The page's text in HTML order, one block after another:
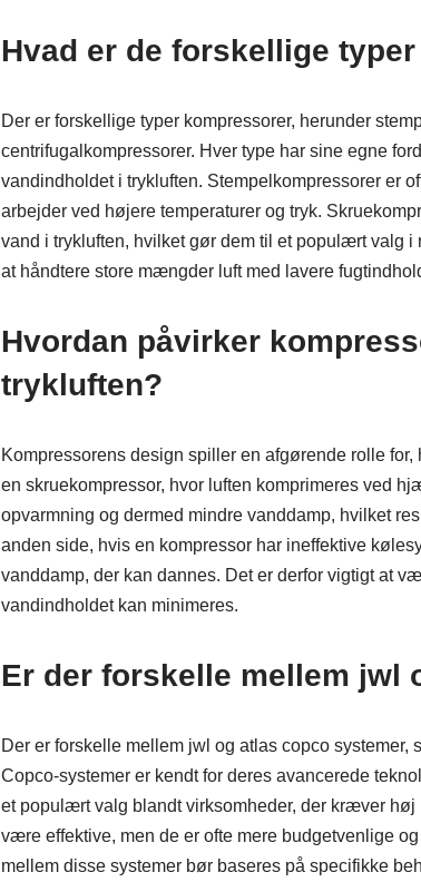
Hvad er de forskellige
Der er forskellige typer kompressorer, herunder
centrifugalkompressorer. Hver type har sine egne
vandindholdet i trykluften. Stempelkompressorer er
arbejder ved højere temperaturer og tryk.
vand i trykluften, hvilket gør dem til et populært valg i
at håndtere store mængder luft med lavere
Hvordan påvirker
trykluften?
Kompressorens design spiller en afgørende rolle
en skruekompressor, hvor luften komprimeres ved
opvarmning og dermed mindre vanddamp, hvilket
anden side, hvis en kompressor har ineffektive
vanddamp, der kan dannes. Det er derfor vigtigt at
vandindholdet kan minimeres.
Er der forskelle mellem jwl
Der er forskelle mellem jwl og atlas copco
Copco-systemer er kendt for deres avancerede
et populært valg blandt virksomheder, der kræver høj
være effektive, men de er ofte mere budgetvenlige
mellem disse systemer bør baseres på specifikke